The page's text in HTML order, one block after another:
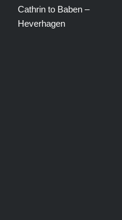
Cathrin to Baben –
Heverhagen